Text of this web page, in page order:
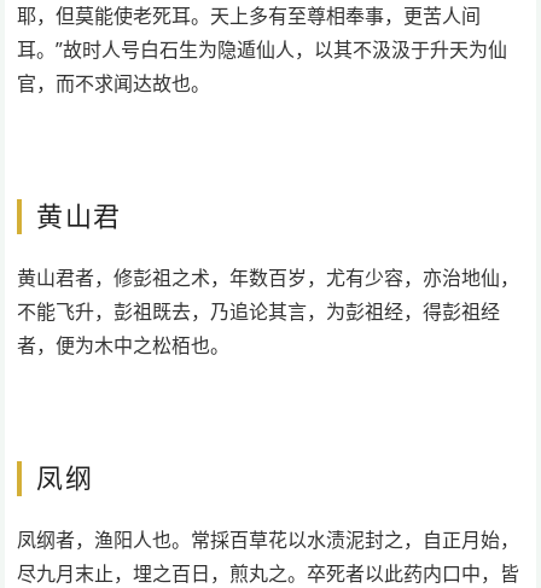
耶，但莫能使老死耳。天上多有至尊相奉事，更苦人间
耳。”故时人号白石生为隐遁仙人，以其不汲汲于升天为仙
官，而不求闻达故也。
黄山君
黄山君者，修彭祖之术，年数百岁，尤有少容，亦治地仙，
不能飞升，彭祖既去，乃追论其言，为彭祖经，得彭祖经
者，便为木中之松栢也。
凤纲
凤纲者，渔阳人也。常採百草花以水渍泥封之，自正月始，
尽九月末止，埋之百日，煎丸之。卒死者以此药内口中，皆